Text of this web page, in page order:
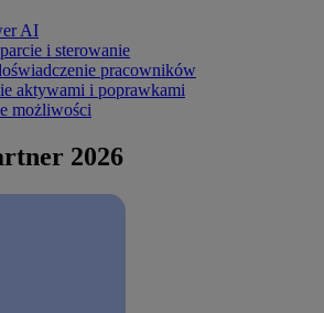
AI
i sterowanie
pracowników
aktywami i poprawkami
możliwości
2026